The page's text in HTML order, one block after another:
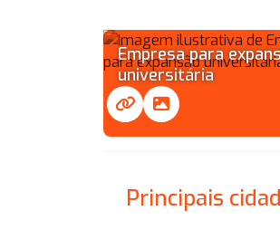
Empresa para
universitária
Principais